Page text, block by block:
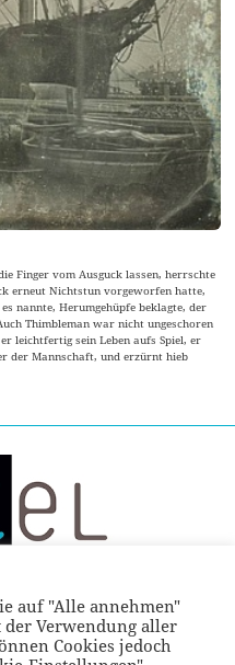
Finger vom Ausguck lassen, herrschte
erneut Nichtstun vorgeworfen hatte,
nannte, Herumgehüpfe beklagte, der
Thimbleman war nicht ungeschoren
leichtfertig sein Leben aufs Spiel, er
der Mannschaft, und erzürnt hieb
auf "Alle annehmen"
Verwendung aller
Cookies jedoch